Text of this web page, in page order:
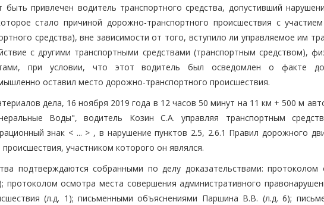
привлечен водитель транспортного средства, допустивший
стало причиной дорожно-транспортного происшествия с участием
средства), вне зависимости от того, вступило ли управляемое им
с другими транспортными средствами (транспортным средством),
при условии, что этот водитель был осведомлен о факте
оставил место дорожно-транспортного происшествия.
дела, 16 ноября 2019 года в 12 часов 50 минут на 11 км + 500 м
Воды", водитель Козин С.А. управляя транспортным
знак < ... > , в нарушение пунктов 2.5, 2.6.1 Правил дорожного
участником которого он являлся.
подтверждаются собранными по делу доказательствами: протоколом
протоколом осмотра места совершения административного
(л.д. 1); письменными объяснениями Паршина В.В. (л.д. 6);